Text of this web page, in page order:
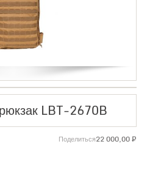
LBT-2670B
22 000,00₽
Поделиться